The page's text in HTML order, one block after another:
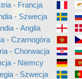
- Francja
- Szwecja
- Anglia
- Czarnogóra
- Chorwacja
- Niemcy
- Szwecja